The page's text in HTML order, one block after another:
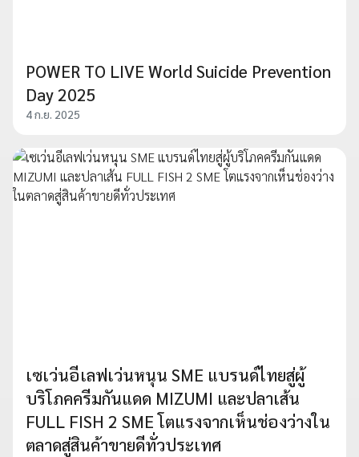
POWER TO LIVE World Suicide Prevention
Day 2025
4 ก.ย. 2025
เซเว่นอีเลฟเว่นหนุน SME แบรนด์ไทยสู่ผู้
บริโภคครีมกันแดด MIZUMI และปลาเส้น
FULL FISH 2 SME โตแรงจากเห็นช่องว่างใน
ตลาดสู่สินค้าขายดีทั่วประเทศ